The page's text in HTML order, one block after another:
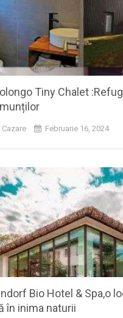
Tiny Chalet
Februarie 16, 2024
Bio Hotel & Spa,o
în inima naturii